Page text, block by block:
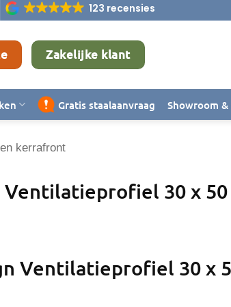
123 recensies
Zakelijke klant
Gratis staalaanvraag Showroom
kerrafront
30 x 50
Ventilatieprofiel 30 x